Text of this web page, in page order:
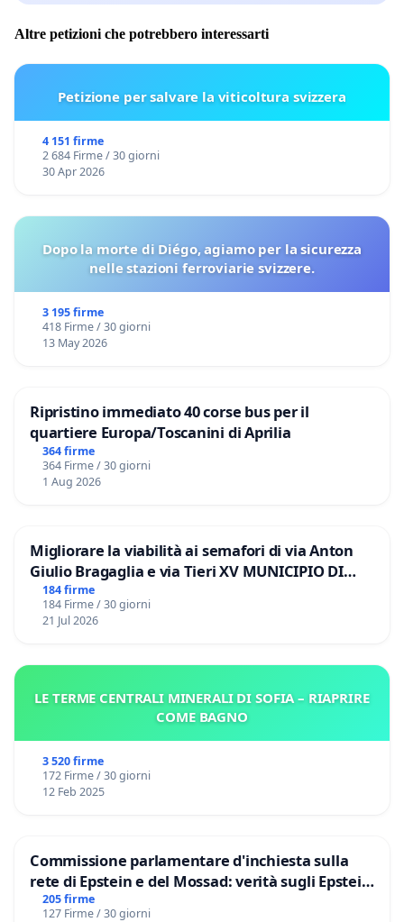
Altre petizioni che potrebbero interessarti
Petizione per salvare la viticoltura svizzera
4 151 firme
2 684 Firme / 30 giorni
30 Apr 2026
Dopo la morte di Diégo, agiamo per la sicurezza
nelle stazioni ferroviarie svizzere.
3 195 firme
418 Firme / 30 giorni
13 May 2026
Ripristino immediato 40 corse bus per il
quartiere Europa/Toscanini di Aprilia
364 firme
364 Firme / 30 giorni
1 Aug 2026
Migliorare la viabilità ai semafori di via Anton
Giulio Bragaglia e via Tieri XV MUNICIPIO DI
ROMA
184 firme
184 Firme / 30 giorni
21 Jul 2026
LE TERME CENTRALI MINERALI DI SOFIA – RIAPRIRE
COME BAGNO
3 520 firme
172 Firme / 30 giorni
12 Feb 2025
Commissione parlamentare d'inchiesta sulla
rete di Epstein e del Mossad: verità sugli Epstein
Files
205 firme
127 Firme / 30 giorni